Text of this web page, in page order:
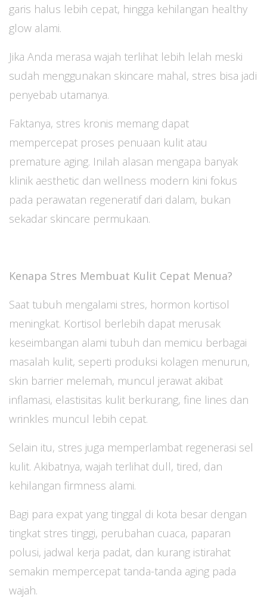
garis halus lebih cepat, hingga kehilangan healthy
glow alami.
Jika Anda merasa wajah terlihat lebih lelah meski
sudah menggunakan skincare mahal, stres bisa jadi
penyebab utamanya.
Faktanya, stres kronis memang dapat
mempercepat proses penuaan kulit atau
premature aging. Inilah alasan mengapa banyak
klinik aesthetic dan wellness modern kini fokus
pada perawatan regeneratif dari dalam, bukan
sekadar skincare permukaan.
Kenapa Stres Membuat Kulit Cepat Menua?
Saat tubuh mengalami stres, hormon kortisol
meningkat. Kortisol berlebih dapat merusak
keseimbangan alami tubuh dan memicu berbagai
masalah kulit, seperti produksi kolagen menurun,
skin barrier melemah, muncul jerawat akibat
inflamasi, elastisitas kulit berkurang, fine lines dan
wrinkles muncul lebih cepat.
Selain itu, stres juga memperlambat regenerasi sel
kulit. Akibatnya, wajah terlihat dull, tired, dan
kehilangan firmness alami.
Bagi para expat yang tinggal di kota besar dengan
tingkat stres tinggi, perubahan cuaca, paparan
polusi, jadwal kerja padat, dan kurang istirahat
semakin mempercepat tanda-tanda aging pada
wajah.